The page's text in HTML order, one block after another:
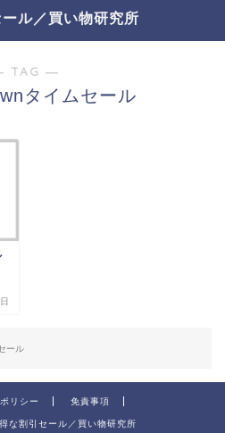
ル／買い物研究所
TAG ―
タイムセール
ール
リシー 免責事項
割引セール／買い物研究所